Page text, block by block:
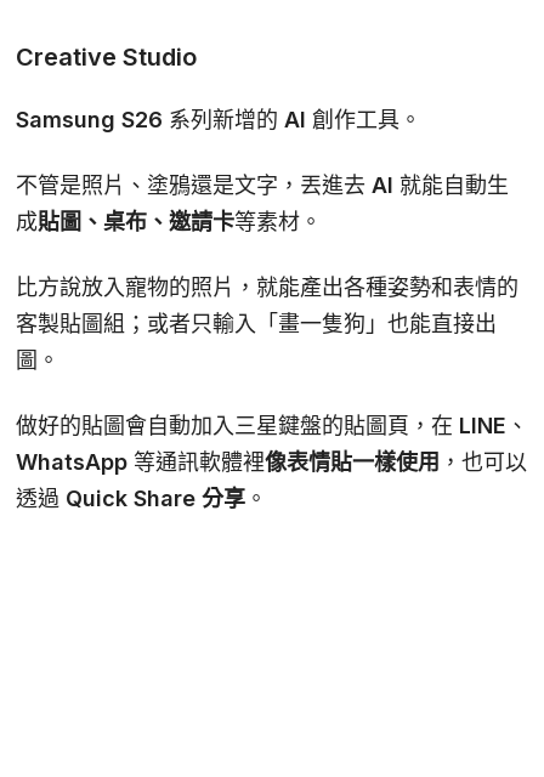
Creative Studio
Samsung S26 系列新增的 AI 創作工具。
不管是照片、塗鴉還是文字，丟進去 AI 就能自動生
成貼圖、桌布、邀請卡等素材。
比方說放入寵物的照片，就能產出各種姿勢和表情的
客製貼圖組；或者只輸入「畫一隻狗」也能直接出
圖。
做好的貼圖會自動加入三星鍵盤的貼圖頁，在 LINE、
WhatsApp 等通訊軟體裡像表情貼一樣使用 ，也可以
透過 Quick Share 分享 。